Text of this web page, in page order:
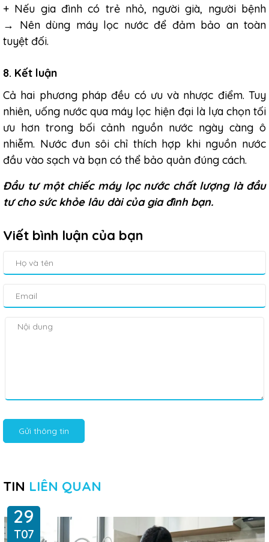
+ Nếu gia đình có trẻ nhỏ, người già, người bệnh
→ Nên dùng máy lọc nước để đảm bảo an toàn
tuyệt đối.
8. Kết luận
Cả hai phương pháp đều có ưu và nhược điểm. Tuy
nhiên, uống nước qua máy lọc hiện đại là lựa chọn tối
ưu hơn trong bối cảnh nguồn nước ngày càng ô
nhiễm. Nước đun sôi chỉ thích hợp khi nguồn nước
đầu vào sạch và bạn có thể bảo quản đúng cách.
Đầu tư một chiếc máy lọc nước chất lượng là đầu
tư cho sức khỏe lâu dài của gia đình bạn.
Viết bình luận của bạn
Gửi thông tin
TIN LIÊN QUAN
29
T07